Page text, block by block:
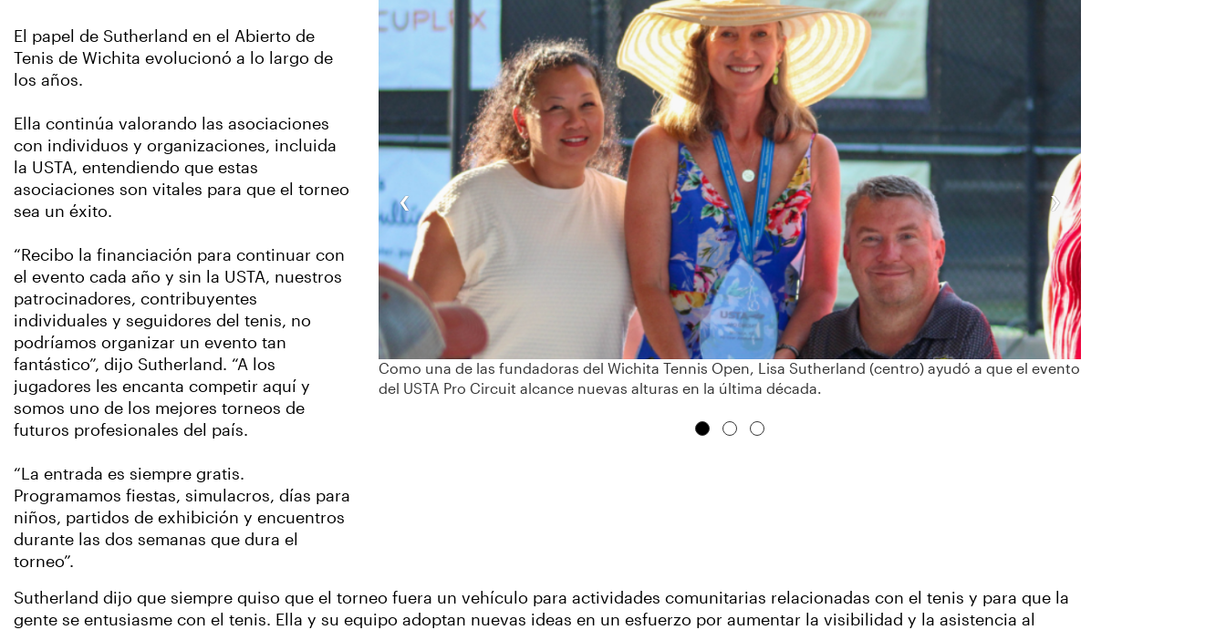
El papel de Sutherland en el Abierto de
Tenis de Wichita evolucionó a lo largo de
los años.
Ella continúa valorando las asociaciones
con individuos y organizaciones, incluida
la USTA, entendiendo que estas
asociaciones son vitales para que el torneo
sea un éxito.
“Recibo la financiación para continuar con
el evento cada año y sin la USTA, nuestros
patrocinadores, contribuyentes
individuales y seguidores del tenis, no
podríamos organizar un evento tan
fantástico”, dijo Sutherland. “A los
jugadores les encanta competir aquí y
somos uno de los mejores torneos de
futuros profesionales del país.
“La entrada es siempre gratis.
Programamos fiestas, simulacros, días para
niños, partidos de exhibición y encuentros
durante las dos semanas que dura el
torneo”.
‹
Como una de las fundadoras del Wichita Tennis Open, Lisa Sutherland (centro) ayudó a que el evento
del USTA Pro Circuit alcance nuevas alturas en la última década.
›
Sutherland dijo que siempre quiso que el torneo fuera un vehículo para actividades comunitarias relacionadas con el tenis y para que la
gente se entusiasme con el tenis. Ella y su equipo adoptan nuevas ideas en un esfuerzo por aumentar la visibilidad y la asistencia al